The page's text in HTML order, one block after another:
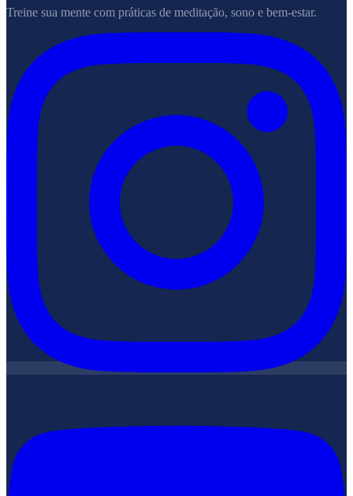
Treine sua mente com práticas de meditação, sono e bem-estar.